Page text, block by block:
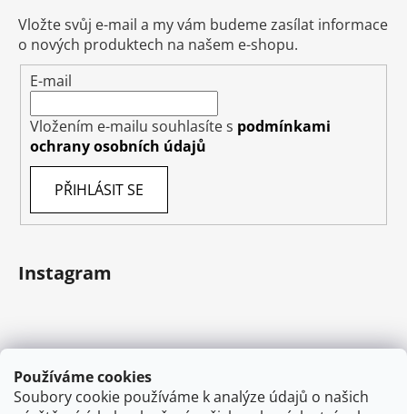
Používáme cookies
Soubory cookie používáme k analýze údajů o našich
Vložte svůj e-mail a my vám budeme zasílat informace
o nových produktech na našem e-shopu.
E-mail
Vložením e-mailu souhlasíte s podmínkami
ochrany osobních údajů
PŘIHLÁSIT SE
Instagram